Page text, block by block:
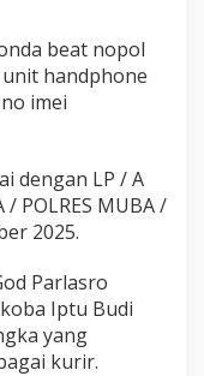
beat nopol
handphone
imei
dengan LP / A
/ POLRES MUBA /
2025.
Parlasro
Iptu Budi
yang
kurir.